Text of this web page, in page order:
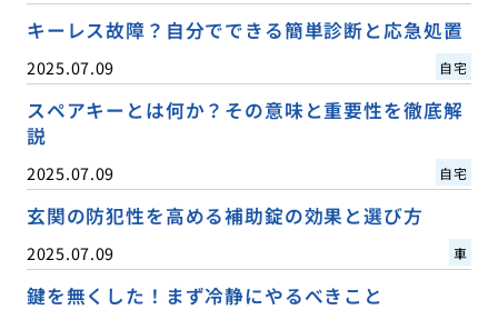
キーレス故障？自分でできる簡単診断と応急処置
2025.07.09 自宅
スペアキーとは何か？その意味と重要性を徹底解
説
2025.07.09 自宅
玄関の防犯性を高める補助錠の効果と選び方
2025.07.09 車
鍵を無くした！まず冷静にやるべきこと